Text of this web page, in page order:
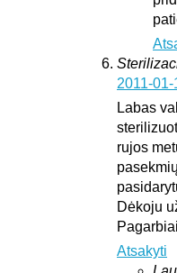
2011-
Labas
rujos
Dėkoju
Atsakyti